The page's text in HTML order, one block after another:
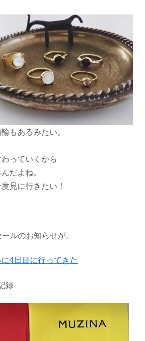
もあるみたい。
っていくから
だよね。
見に行きたい！
ルのお知らせが。
4日目に行ってきた
録